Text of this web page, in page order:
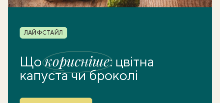
Рубрика
ЛАЙФСТАЙЛ
Щокорисніше: цвітна
капуста чи броколі